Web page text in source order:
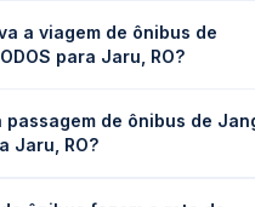
a viagem de ônibus de
para Jaru, RO?
0 horas, podendo variar
(convencional,
passagem de ônibus de
Jaru, RO?